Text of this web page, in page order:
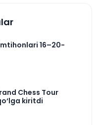
16–20-
Chess Tour
kiritdi